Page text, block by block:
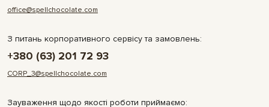
office@spellchocolate.com
З питань корпоративного сервісу та замовлень:
+380 (63) 201 72 93
CORP_3@spellchocolate.com
Зауваження щодо якості роботи приймаємо: